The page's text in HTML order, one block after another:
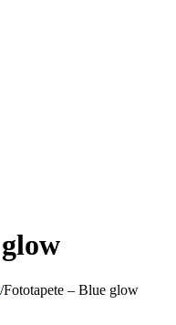
/Fototapete – Blue glow